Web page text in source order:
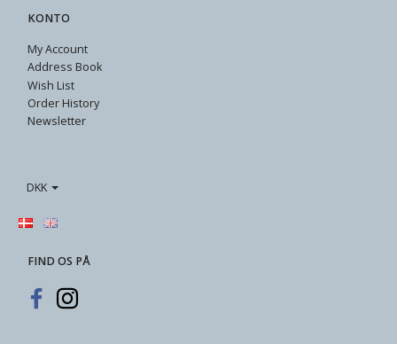
KONTO
My Account
Address Book
Wish List
Order History
Newsletter
DKK
FIND OS PÅ